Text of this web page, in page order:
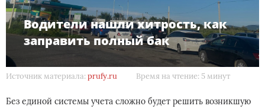
Водители нашли хитрость, как
заправить полный бак
Источник материала: prufy.ru Время на чтение: 5 минут
Без единой системы учета сложно будет решить возникшую